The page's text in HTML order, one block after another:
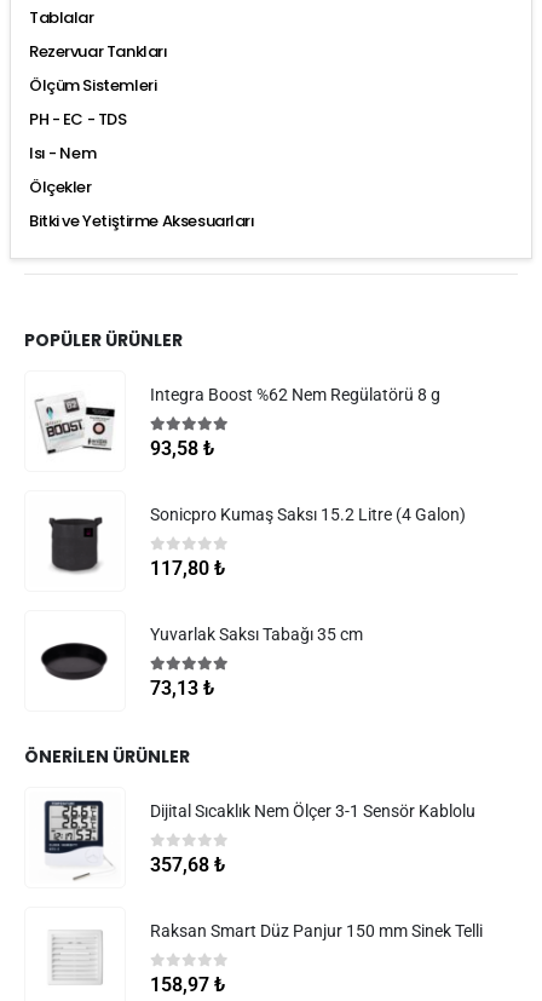
Tablalar
Rezervuar Tankları
Ölçüm Sistemleri
PH - EC - TDS
Isı - Nem
Ölçekler
Bitki ve Yetiştirme Aksesuarları
POPÜLER ÜRÜNLER
Integra Boost %62 Nem Regülatörü 8 g
5.005 üzerinden
93,58 ₺
Sonicpro Kumaş Saksı 15.2 Litre (4 Galon)
0 5 üzerinden
117,80 ₺
Yuvarlak Saksı Tabağı 35 cm
5.005 üzerinden
73,13 ₺
ÖNERILEN ÜRÜNLER
Dijital Sıcaklık Nem Ölçer 3-1 Sensör Kablolu
05 üzerinden
357,68 ₺
Raksan Smart Düz Panjur 150 mm Sinek Telli
0 5 üzerinden
158,97 ₺